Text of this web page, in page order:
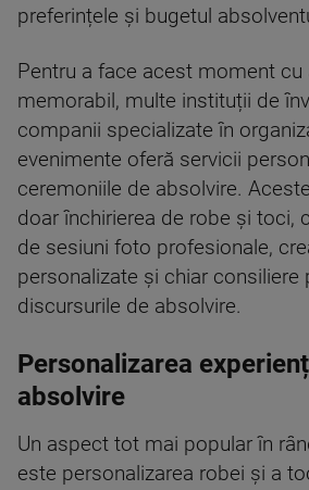
preferințele și bugetul
Pentru a face acest moment cu
memorabil, multe instituții de
companii specializate în
evenimente oferă servicii
ceremoniile de absolvire.
doar închirierea de robe și toci,
de sesiuni foto profesionale,
personalizate și chiar consiliere
discursurile de absolvire.
Personalizarea
absolvire
Un aspect tot mai popular în
este personalizarea robei și a